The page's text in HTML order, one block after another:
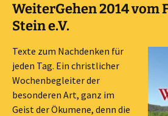
WeiterGehen 2014 vom
Stein e.V.
Texte zum Nachdenken für
jeden Tag. Ein christlicher
Wochenbegleiter der
besonderen Art, ganz im
Geist der Ökumene, denn die